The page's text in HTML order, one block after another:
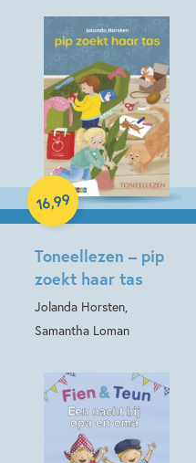
Toneellezen – pip
zoekt haar tas
Jolanda Horsten,
Samantha Loman
16,99
Hardcover